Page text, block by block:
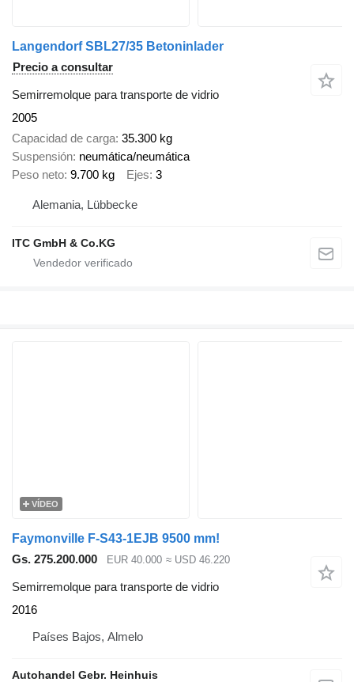
Langendorf SBL27/35 Betoninlader
Precio a consultar
Semirremolque para transporte de vidrio
2005
Capacidad de carga 35.300 kg
Suspensión neumática/neumática
Peso neto 9.700 kg Ejes 3
Alemania, Lübbecke
ITC GmbH & Co.KG
VÍDEO
Faymonville F-S43-1EJB 9500 mm!
Gs. 275.200.000
EUR 40.000 ≈ USD 46.220
Semirremolque para transporte de vidrio
2016
Países Bajos, Almelo
Autohandel Gebr. Heinhuis